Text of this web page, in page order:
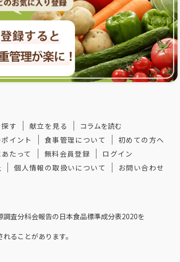
す 献立を見る
コラムを読む
イント
食事管理について
初めての方へ
たって
無料会員登録
ログイン
個人情報の取扱いについて お問い合わせ
査分科会報告の⽇本食品標準成分表2020を
ることがあります。